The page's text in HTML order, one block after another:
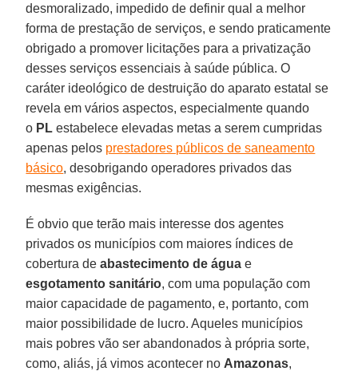
desmoralizado, impedido de definir qual a melhor
forma de prestação de serviços, e sendo praticamente
obrigado a promover licitações para a privatização
desses serviços essenciais à saúde pública. O
caráter ideológico de destruição do aparato estatal se
revela em vários aspectos, especialmente quando
o PL estabelece elevadas metas a serem cumpridas
apenas pelos prestadores públicos de saneamento
básico, desobrigando operadores privados das
mesmas exigências.
É obvio que terão mais interesse dos agentes
privados os municípios com maiores índices de
cobertura deabastecimento de água e
esgotamento sanitário, com uma população com
maior capacidade de pagamento, e, portanto, com
maior possibilidade de lucro. Aqueles municípios
mais pobres vão ser abandonados à própria sorte,
como, aliás, já vimos acontecer no Amazonas,